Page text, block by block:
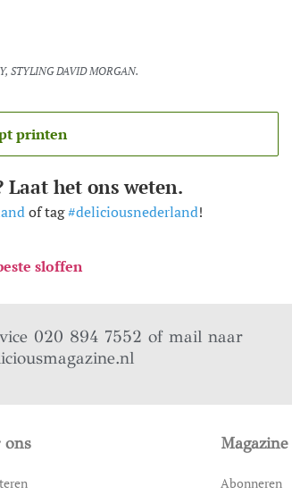
STYLING DAVID MORGAN.
printen
Laat het ons weten.
of tag#deliciousnederland!
sloffen
020 894 7552 of mail naar
ons Magazine
Abonneren